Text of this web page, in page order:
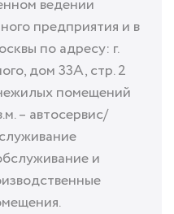
ведении
предприятия и в
по адресу: г.
дом 33А, стр. 2
помещений
– автосервис/
и